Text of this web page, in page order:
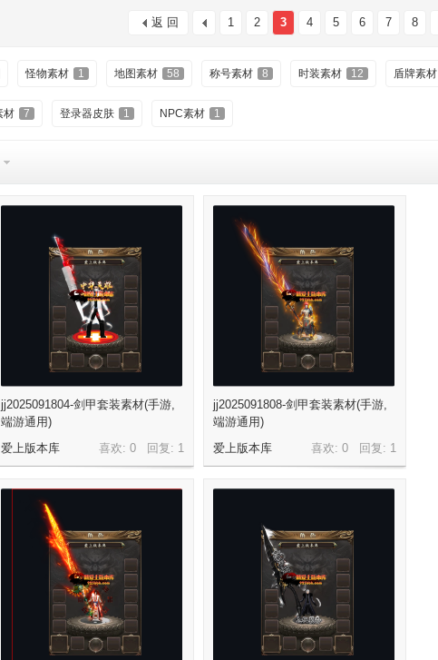
1
2 3 4 5 6 7 8
返 回
怪物素材 1 地图素材 58 称号素材 8 时装素材 12 盾牌素材
材 7 登录器皮肤 1 NPC素材 1
jj2025091804-剑甲套装素材(手游,
端游通用)
喜欢: 0 回复: 1
爱上版本库
jj2025091808-剑甲套装素材(手游,
端游通用)
喜欢: 0 回复: 1
爱上版本库